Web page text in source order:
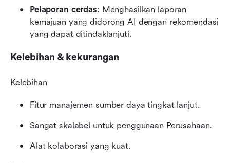
Pelaporan cerdas: Menghasilkan laporan
kemajuan yang didorong AI dengan rekomendasi
yang dapat ditindaklanjuti.
Kelebihan & kekurangan
Kelebihan
Fitur manajemen sumber daya tingkat lanjut.
Sangat skalabel untuk penggunaan Perusahaan.
Alat kolaborasi yang kuat.